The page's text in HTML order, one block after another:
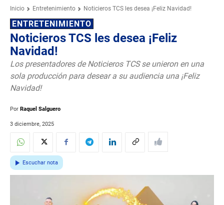
Inicio Entretenimiento Noticieros TCS les desea ¡Feliz Navidad!
ENTRETENIMIENTO
Noticieros TCS les desea ¡Feliz
Navidad!
Los presentadores de Noticieros TCS se unieron en una
sola producción para desear a su audiencia una ¡Feliz
Navidad!
Por Raquel Salguero
3 diciembre, 2025
Escuchar nota